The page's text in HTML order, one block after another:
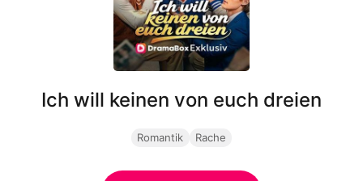
Ich will keinen von euch dreien
Romantik Rache